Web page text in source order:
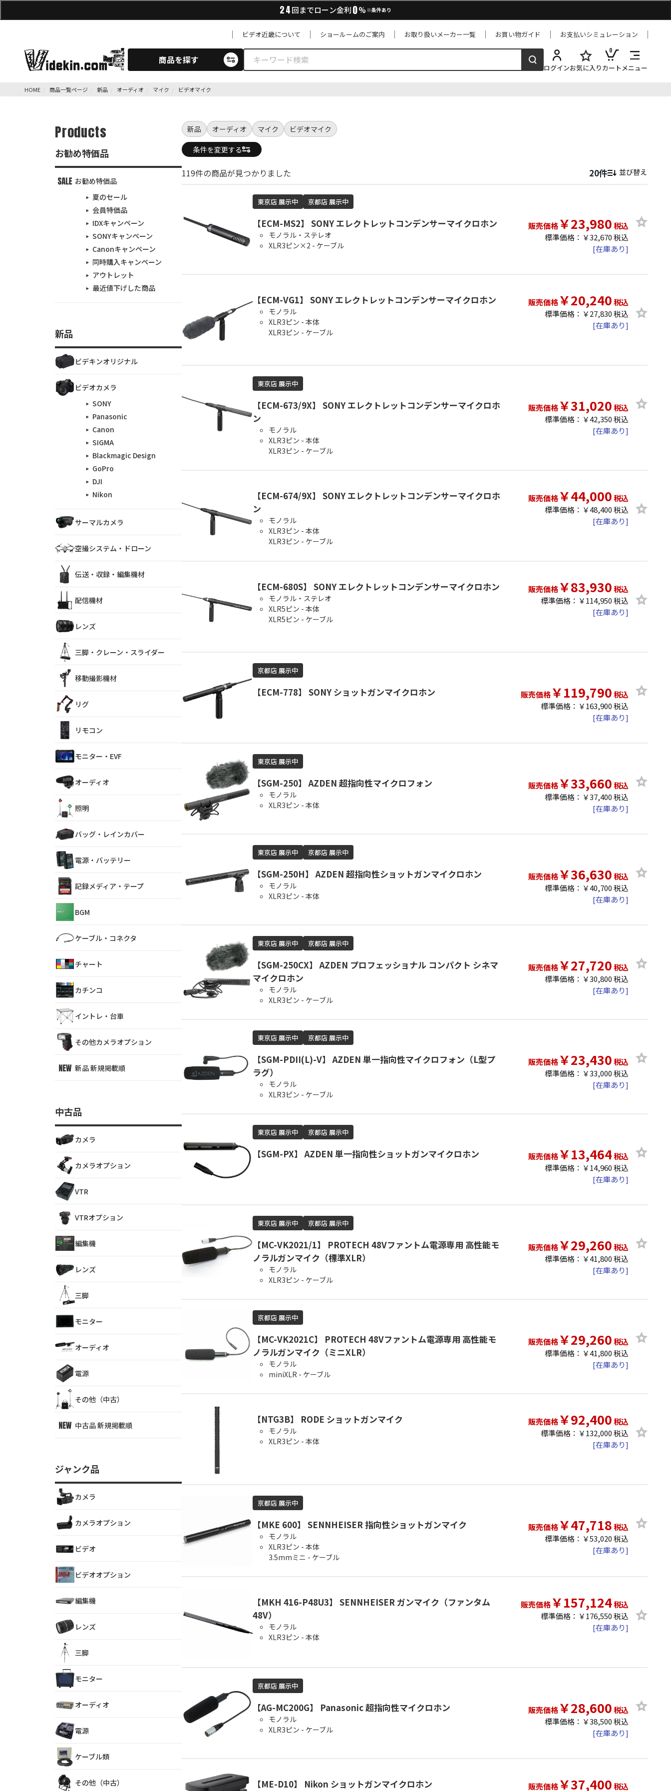
24回までローン金利0% ※条件あり
ビデオ近畿について ショールームのご案内 お取り扱いメーカー一覧 お買い物ガイド お支払いシミュレーション
商品を探す
ログインお気に入り
0
カートメニュー
HOME 商品一覧ページ 新品 オーディオ マイク ビデオマイク
新品 オーディオ マイク ビデオマイク
条件を変更する
119件の商品が見つかりました 並び替え
東京店 展示中 京都店 展示中
【ECM-MS2】 SONY エレクトレットコンデンサーマイクロホン
モノラル・ステレオ
XLR3ピン×2 - ケーブル
販売価格￥23,980税込
標準価格：￥32,670 税込
[在庫あり]
【ECM-VG1】 SONY エレクトレットコンデンサーマイクロホン
モノラル
XLR3ピン - 本体
XLR3ピン - ケーブル
販売価格￥20,240税込
標準価格：￥27,830 税込
[在庫あり]
東京店 展示中
【ECM-673/9X】 SONY エレクトレットコンデンサーマイクロホ
ン
モノラル
XLR3ピン - 本体
XLR3ピン - ケーブル
販売価格￥31,020税込
標準価格：￥42,350 税込
[在庫あり]
【ECM-674/9X】 SONY エレクトレットコンデンサーマイクロホ
ン
モノラル
XLR3ピン - 本体
XLR3ピン - ケーブル
販売価格￥44,000税込
標準価格：￥48,400 税込
[在庫あり]
【ECM-680S】 SONY エレクトレットコンデンサーマイクロホン
モノラル・ステレオ
XLR5ピン - 本体
XLR5ピン - ケーブル
販売価格￥83,930税込
標準価格：￥114,950 税込
[在庫あり]
京都店 展示中
【ECM-778】 SONY ショットガンマイクロホン 販売価格￥119,790税込
標準価格：￥163,900 税込
[在庫あり]
東京店 展示中
【SGM-250】 AZDEN 超指向性マイクロフォン
モノラル
XLR3ピン - 本体
販売価格￥33,660税込
標準価格：￥37,400 税込
[在庫あり]
東京店 展示中 京都店 展示中
【SGM-250H】 AZDEN 超指向性ショットガンマイクロホン
モノラル
XLR3ピン - 本体
販売価格￥36,630税込
標準価格：￥40,700 税込
[在庫あり]
東京店 展示中 京都店 展示中
【SGM-250CX】 AZDEN プロフェッショナル コンパクト シネマ
マイクロホン
モノラル
XLR3ピン - ケーブル
販売価格￥27,720税込
標準価格：￥30,800 税込
[在庫あり]
東京店 展示中 京都店 展示中
【SGM-PDII(L)-V】 AZDEN 単一指向性マイクロフォン（L型プ
ラグ）
モノラル
XLR3ピン - ケーブル
販売価格￥23,430税込
標準価格：￥33,000 税込
[在庫あり]
東京店 展示中 京都店 展示中
【SGM-PX】 AZDEN 単一指向性ショットガンマイクロホン 販売価格￥13,464税込
標準価格：￥14,960 税込
[在庫あり]
東京店 展示中 京都店 展示中
【MC-VK2021/1】 PROTECH 48Vファントム電源専用 高性能モ
ノラルガンマイク（標準XLR）
モノラル
XLR3ピン - ケーブル
販売価格￥29,260税込
標準価格：￥41,800 税込
[在庫あり]
京都店 展示中
【MC-VK2021C】 PROTECH 48Vファントム電源専用 高性能モ
ノラルガンマイク（ミニXLR）
モノラル
miniXLR - ケーブル
販売価格￥29,260税込
標準価格：￥41,800 税込
[在庫あり]
【NTG3B】 RODE ショットガンマイク
モノラル
XLR3ピン - 本体
販売価格￥92,400税込
標準価格：￥132,000 税込
[在庫あり]
京都店 展示中
【MKE 600】 SENNHEISER 指向性ショットガンマイク
モノラル
XLR3ピン - 本体
3.5mmミニ - ケーブル
販売価格￥47,718税込
標準価格：￥53,020 税込
[在庫あり]
【MKH 416-P48U3】 SENNHEISER ガンマイク（ファンタム
48V）
モノラル
XLR3ピン - 本体
販売価格￥157,124税込
標準価格：￥176,550 税込
[在庫あり]
京都店 展示中
【AG-MC200G】 Panasonic 超指向性マイクロホン
モノラル
XLR3ピン - ケーブル
販売価格￥28,600税込
標準価格：￥38,500 税込
[在庫あり]
【ME-D10】 Nikon ショットガンマイクロホン 販売価格￥37,400税込
Products
お勧め特価品
お勧め特価品
夏のセール
会員特価品
IDXキャンペーン
SONYキャンペーン
Canonキャンペーン
同時購入キャンペーン
アウトレット
最近値下げした商品
新品
ビデキンオリジナル
ビデオカメラ
SONY
Panasonic
Canon
SIGMA
Blackmagic Design
GoPro
DJI
Nikon
サーマルカメラ
空撮システム・ドローン
伝送・収録・編集機材
配信機材
レンズ
三脚・クレーン・スライダー
移動撮影機材
リグ
リモコン
モニター・EVF
オーディオ
照明
バッグ・レインカバー
電源・バッテリー
記録メディア・テープ
BGM
ケーブル・コネクタ
チャート
カチンコ
イントレ・台車
その他カメラオプション
新品 新規掲載順
中古品
カメラ
カメラオプション
VTR
VTRオプション
編集機
レンズ
三脚
モニター
オーディオ
電源
その他（中古）
中古品 新規掲載順
ジャンク品
カメラ
カメラオプション
ビデオ
ビデオオプション
編集機
レンズ
三脚
モニター
オーディオ
電源
ケーブル類
その他（中古）